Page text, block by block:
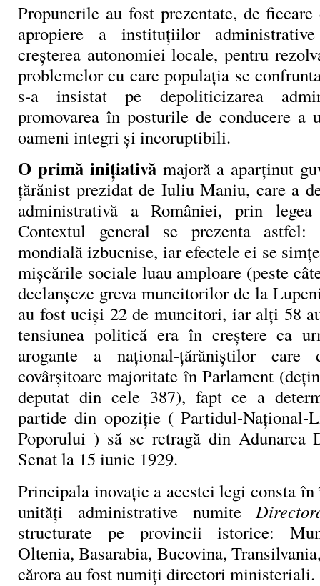
Propunerile au fost prezentate, de
apropiere a instituţiilor
creşterea autonomiei locale, pentru
problemelor cu care populaţia se
s-a insistat pe depoliticizarea
promovarea în posturile de conducere a
oameni integri şi incoruptibili.
O primă iniţiativămajoră a aparţinut
ţărănist prezidat de Iuliu Maniu, care a
administrativă a României, prin
Contextul general se prezenta astfel:
mondială izbucnise, iar efectele ei se
mişcările sociale luau amploare (peste
declanşeze greva muncitorilor de la
au fost ucişi 22 de muncitori, iar alţi 58
tensiunea politică era în creştere ca
arogante a naţional-ţărăniştilor care
covârşitoare majoritate în Parlament
deputat din cele 387), fapt ce a
partide din opoziţie ( Partidul-Naţional-
Poporului ) să se retragă din Adunarea
Senat la 15 iunie 1929.
Principala inovaţie a acestei legi consta
unităţi administrative numite
structurate pe provincii istorice:
Oltenia, Basarabia, Bucovina,
cărora au fost numiţi directori ministeriali.